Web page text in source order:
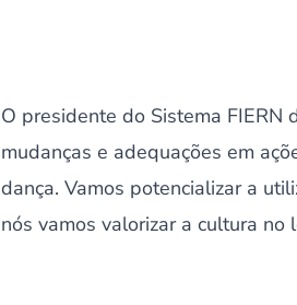
O presidente do Sistema FIERN
mudanças e adequações em
dança. Vamos potencializar a
nós vamos valorizar a cultura no